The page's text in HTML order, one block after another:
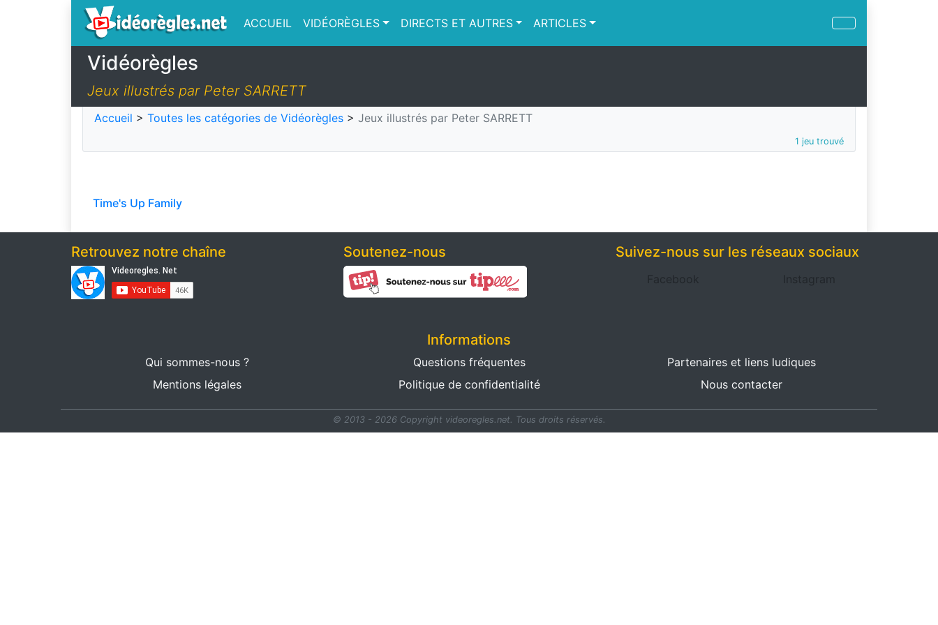
ACCUEIL VIDÉORÈGLES DIRECTS ET AUTRES ARTICLES
Vidéorègles
Jeux illustrés par Peter SARRETT
Accueil > Toutes les catégories de Vidéorègles > Jeux illustrés par Peter SARRETT
1 jeu trouvé
Time's Up Family
Retrouvez notre chaîne Soutenez-nous Suivez-nous sur les réseaux sociaux
Facebook Instagram
Informations
Qui sommes-nous ? Questions fréquentes
Partenaires et liens ludiques
Mentions légales
Politique de confidentialité Nous contacter
© 2013 - 2026 Copyright videoregles.net. Tous droits réservés.